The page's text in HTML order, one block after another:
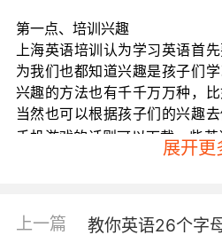
第一点、培训兴趣
上海英语培训认为学习英语首
为我们也都知道兴趣是孩子们
兴趣的方法也有千千万万种，比
当然也可以根据孩子们的兴趣
手机游戏的话则可以下载一些英
游戏中自然融入英语的学习，
第二点、听说为主
展开更
上一篇 教你英语26个字